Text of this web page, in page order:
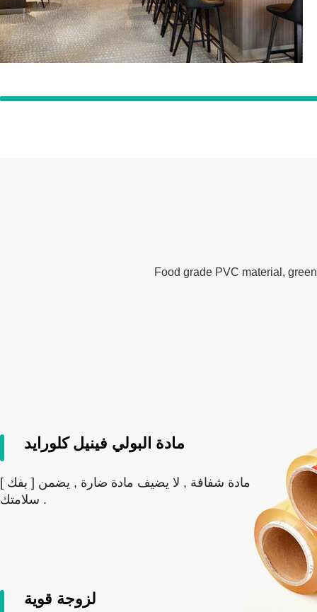
بازار
Food grade PVC material,
مادة البولي فينيل كلورايد
[ بفك ] مادة شفافة , لا يضيف مادة ضارة , يضمن
سلامتك .
لزوجة قوية